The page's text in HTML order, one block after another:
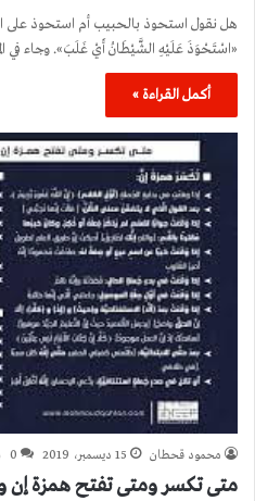
هل نقول استحوذ بالحبيب أم استحوذ على
«اسْتَحْوَذَ عَلَيْهِ الشَّيْطَانُ أَيْ غَلَبَ». وجاء في
أكمل القراءة »
محمود قحطان 15 ديسمبر، 2019 0
متى تكسر ومتى تفتح همزة